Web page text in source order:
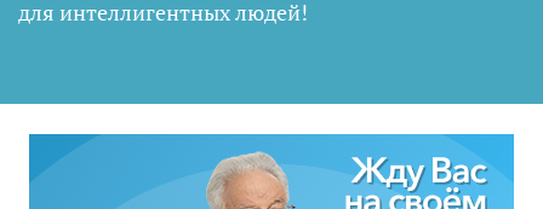
для интеллигентных людей!